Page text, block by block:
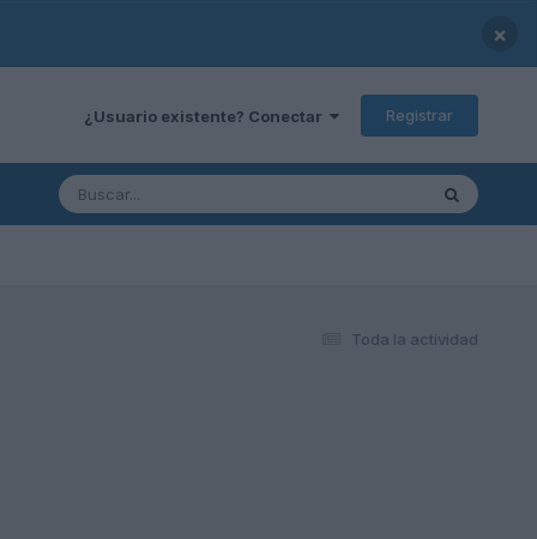
×
¿Usuario existente? Conectar Registrar
Toda la actividad